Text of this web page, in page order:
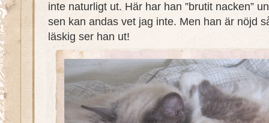
inte naturligt ut. Här har han ”brutit nacken”
sen kan andas vet jag inte. Men han är nöjd
läskig ser han ut!